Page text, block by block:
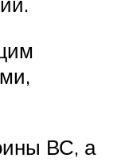
ВС, а